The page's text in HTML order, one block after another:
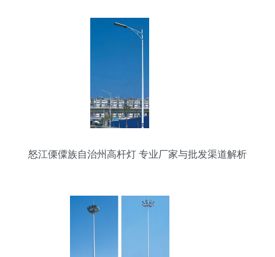
怒江傈僳族自治州高杆灯 专业厂家与批发渠道解析